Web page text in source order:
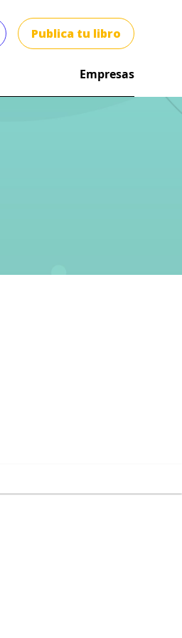
Publica tu libro
Empresas